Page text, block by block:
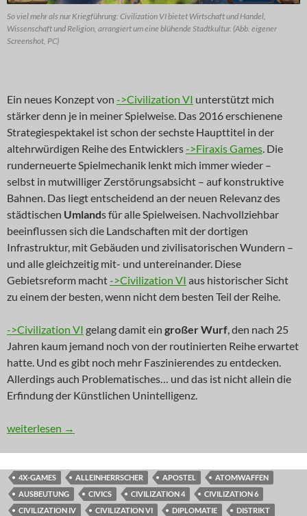
So viel mehr als nur Kriegführung: Civilization VI bietet Wirtschaft und Handel,
Wissenschaft und Religion, arrangiert um eine blühende Stadtkultur. (Abb. eigener
Screenshot, PC)
Ein neues Konzept von ->Civilization VI unterstützt mich
stärker denn je in meiner Spielweise. Das 2016 erschienene
Strategiespektakel ist schon der sechste Haupttitel in der
altehrwürdigen Reihe des Entwicklers->Firaxis Games. Die
runderneuerte Spielmechanik lenkt mich immer wieder –
selbst in mutwilliger Zerstörungsabsicht – auf konstruktive
Bahnen. Das liegt entscheidend an der neuen Relevanz des
städtischen Umlands für alle Spielweisen. Nachvollziehbar
beeinflussen sich die Landschaften mit der dortigen
Infrastruktur, mit Gebäuden und zivilisatorischen Wundern –
und alle gleichzeitig mit- und untereinander. Diese
Gebietsreform macht->Civilization VI aus historischer Sicht
zu einem der besten, wenn nicht dem besten Teil der Reihe.
->Civilization VI gelang damit ein großer Wurf, den nach 25
Jahren kaum jemand noch von der routinierten Reihe erwartet
hatte. Und es gibt noch mehr Faszinierendes zu entdecken.
Allerdings auch Problematisches… und das ist nicht allein die
Erfindung der Künstlichen Unintelligenz.
INNOVATION: Gebietsreform
weiterlesen →
4X-GAMES ALLEINHERRSCHER APOSTEL
ATOMWAFFEN
AUSBEUTUNG
CIVICS CIVILIZATION 4
CIVILIZATION 6
CIVILIZATION IV
CIVILIZATION VI DIPLOMATIE
DISTRIKT